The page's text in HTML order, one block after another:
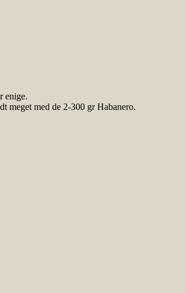
enige.
meget med de 2-300 gr Habanero.